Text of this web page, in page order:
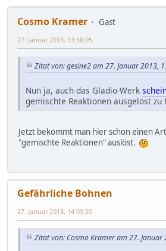
Cosmo Kramer
Gast
27. Januar 2013, 13:58:05
Zitat von: gesine2 am 27. Januar 2013,
Nun ja, auch das Gladio-Werk
gemischte Reaktionen ausgelöst zu
Jetzt bekommt man hier schon einen
"gemischte Reaktionen" auslöst.
Gefährliche Bohnen
27. Januar 2013, 14:09:20
Zitat von: Cosmo Kramer am 27. Januar